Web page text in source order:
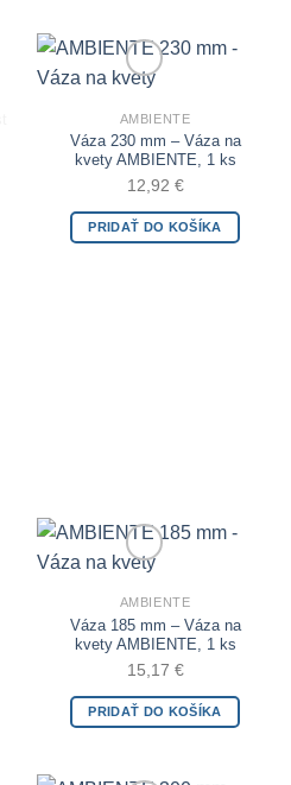
Add to Wishlist
AMBIENTE
Váza 230 mm – Váza na
kvety AMBIENTE, 1 ks
12,92 €
PRIDAŤ DO KOŠÍKA
Add to Wishlist
AMBIENTE
Váza 185 mm – Váza na
kvety AMBIENTE, 1 ks
15,17 €
PRIDAŤ DO KOŠÍKA